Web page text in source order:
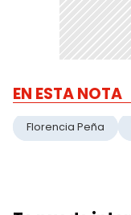
EN ESTA NOTA
Florencia Peña